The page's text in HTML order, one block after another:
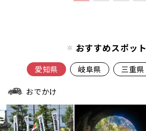
おすすめスポット
愛知県 岐阜県 三重県
おでかけ